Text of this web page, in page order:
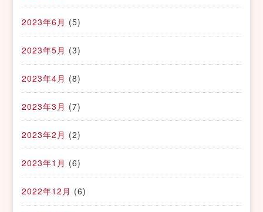
2023年6月 (5)
2023年5月 (3)
2023年4月 (8)
2023年3月 (7)
2023年2月 (2)
2023年1月 (6)
2022年12月 (6)